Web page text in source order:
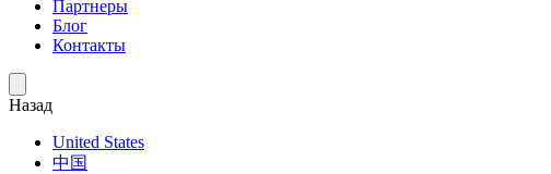
Партнеры
Блог
Контакты
Назад
United States
中国